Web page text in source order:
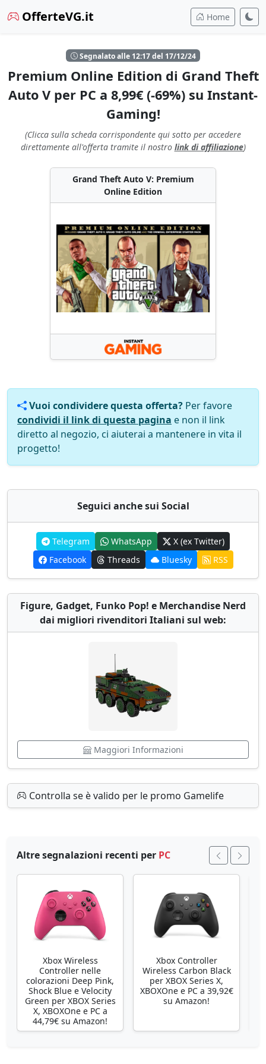
OfferteVG.it Home
Segnalato alle 12:17 del 17/12/24
Premium Online Edition di Grand Theft
Auto V per PC a 8,99€ (-69%) su Instant-
Gaming!
(Clicca sulla scheda corrispondente qui sotto per accedere
direttamente all'offerta tramite il nostro link di affiliazione)
Grand Theft Auto V: Premium
Online Edition
Vuoi condividere questa offerta? Per favore
condividi il link di questa pagina e non il link
diretto al negozio, ci aiuterai a mantenere in vita il
progetto!
Seguici anche sui Social
Telegram WhatsApp
X (ex Twitter)
Facebook
Threads Bluesky RSS
Figure, Gadget, Funko Pop! e Merchandise Nerd
dai migliori rivenditori Italiani sul web:
Maggiori Informazioni
Controlla se è valido per le promo Gamelife
Altre segnalazioni recenti per PC
Xbox Wireless
Controller nelle
colorazioni Deep Pink,
Shock Blue e Velocity
Green per XBOX Series
X, XBOXOne e PC a
44,79€ su Amazon!
Xbox Controller
Wireless Carbon Black
per XBOX Series X,
XBOXOne e PC a 39,92€
su Amazon!